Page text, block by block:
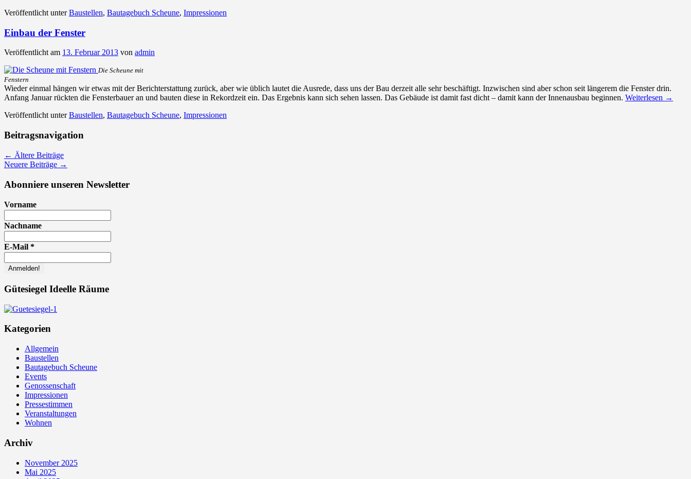
Veröffentlicht unter Baustellen, Bautagebuch Scheune, Impressionen
Einbau der Fenster
Veröffentlicht am 13. Februar 2013 von admin
Die Scheune mit
Fenstern
Wieder einmal hängen wir etwas mit der Berichterstattung zurück, aber wie üblich lautet die Ausrede, dass uns der Bau derzeit alle sehr beschäftigt. Inzwischen sind aber schon seit längerem die Fenster drin.
Anfang Januar rückten die Fensterbauer an und bauten diese in Rekordzeit ein. Das Ergebnis kann sich sehen lassen. Das Gebäude ist damit fast dicht – damit kann der Innenausbau beginnen. Weiterlesen →
Veröffentlicht unter Baustellen, Bautagebuch Scheune, Impressionen
Beitragsnavigation
← Ältere Beiträge
Neuere Beiträge →
Abonniere unseren Newsletter
Vorname
Nachname
E-Mail *
Gütesiegel Ideelle Räume
Kategorien
Allgemein
Baustellen
Bautagebuch Scheune
Events
Genossenschaft
Impressionen
Pressestimmen
Veranstaltungen
Wohnen
Archiv
November 2025
Mai 2025